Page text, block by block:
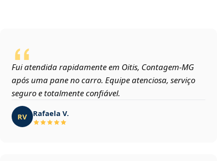
Fui atendida rapidamente em Oitis, Contagem‑MG
após uma pane no carro. Equipe atenciosa, serviço
seguro e totalmente confiável.
RV Rafaela V.